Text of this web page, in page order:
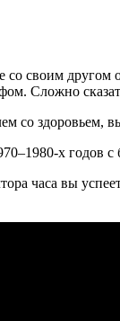
своим другом
Сложно
со
х
часа вы